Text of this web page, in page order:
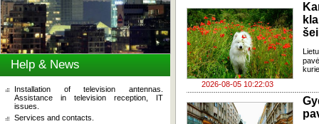
Help & News
Installation of television antennas.
Assistance in television reception, IT
issues.
Services and contacts.
2026-08-05 10:22:03